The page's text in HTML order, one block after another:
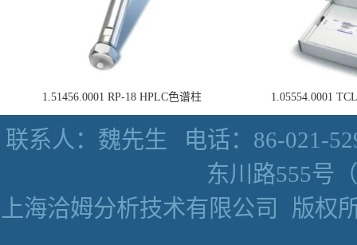
1.51456.0001 RP-18 HPLC色谱柱 1.05554.0001
联系人：魏先生
电话：86-021-
东川路555号
上海洽姆分析技术有限公司
版权